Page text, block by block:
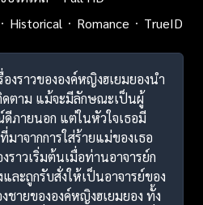
Historical Romance TrueID
องราวขององค์หญิงฮเยมยองนำ
ตาม แม้จะมีลักษณะเป็นผู้
ายนอก แต่ในหัวใจเธอมี
มาจากการใส่ร้ายแม่ของเธอ
งราวเริ่มต้นเมื่อท่านอาจารย์ก
ละถูกรับสั่งให้เป็นอาจารย์ของ
ชายขององค์หญิงฮเยมยอง ทั้ง